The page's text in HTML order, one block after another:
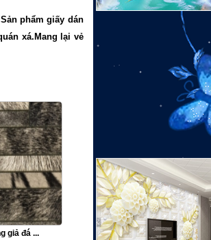
phẩm giấy dán
xá.Mang lại vẻ
giả đá ...